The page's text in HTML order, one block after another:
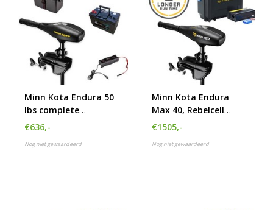
Minn Kota Endura 50
lbs complete
fluistermotor set
€636,-
Nog niet gewaardeerd
Minn Kota Endura
Max 40, Rebelcell
12.70AV Outdoorbox
en acculader 20A
€1505,-
Nog niet gewaardeerd